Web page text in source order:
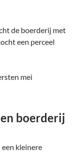
de boerderij met
een perceel
mei
boerderij
kleinere